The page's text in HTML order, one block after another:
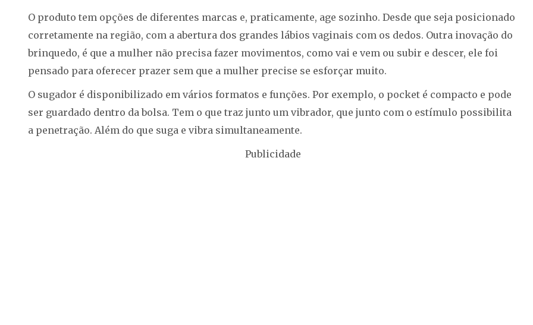
O produto tem opções de diferentes marcas e, praticamente, age sozinho. Desde que seja posicionado
corretamente na região, com a abertura dos grandes lábios vaginais com os dedos. Outra inovação do
brinquedo, é que a mulher não precisa fazer movimentos, como vai e vem ou subir e descer, ele foi
pensado para oferecer prazer sem que a mulher precise se esforçar muito.
O sugador é disponibilizado em vários formatos e funções. Por exemplo, o pocket é compacto e pode
ser guardado dentro da bolsa. Tem o que traz junto um vibrador, que junto com o estímulo possibilita
a penetração. Além do que suga e vibra simultaneamente.
Publicidade